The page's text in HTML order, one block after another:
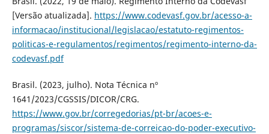
[Versão atualizada]. https://www.codevasf.gov.br/acesso-a-
informacao/institucional/legislacao/estatuto-regimentos-
politicas-e-regulamentos/regimentos/regimento-interno-da-
codevasf.pdf
Brasil. (2023, julho). Nota Técnica nº
1641/2023/CGSSIS/DICOR/CRG.
https://www.gov.br/corregedorias/pt-br/acoes-e-
programas/siscor/sistema-de-correicao-do-poder-executivo-